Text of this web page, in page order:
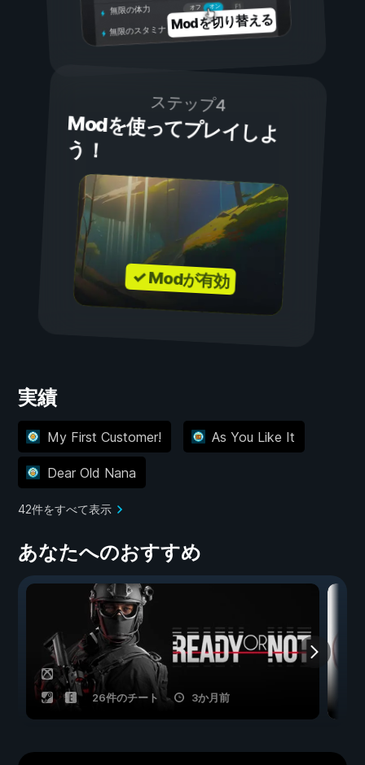
オン
オフ
無限の体力
無限のスタミナ Modを切り替える
ステップ4
Modを使ってプレイしよ
う！
✓ Modが有効
実績
My First Customer! As You Like It
Dear Old Nana
42件をすべて表示
あなたへのおすすめ
26件のチート 3か月前